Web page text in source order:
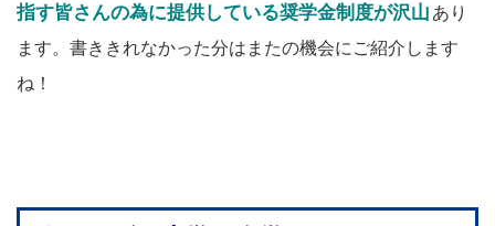
指す皆さんの為に提供している奨学金制度が沢山 あり
ます。書ききれなかった分はまたの機会にご紹介します
ね！